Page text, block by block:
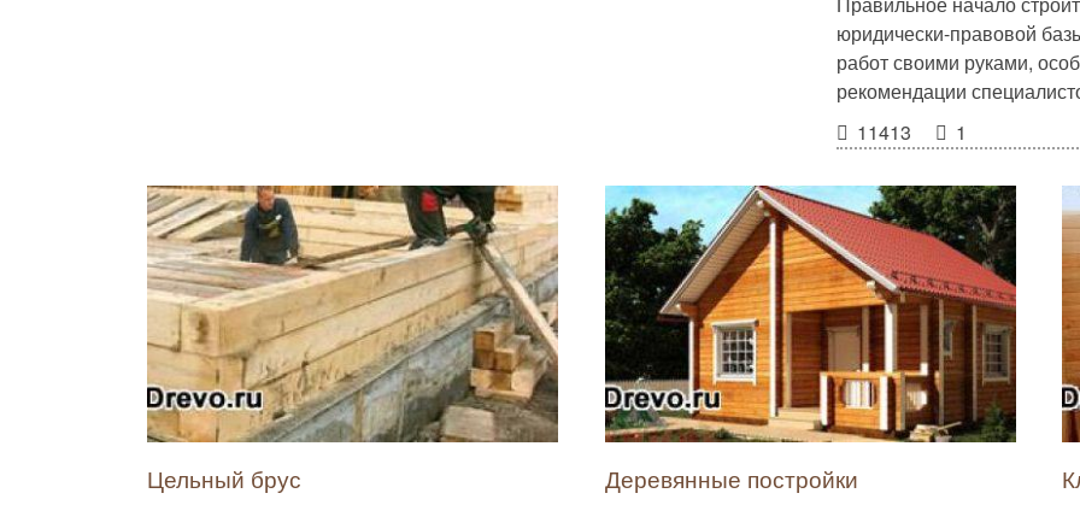
юридически-правовой
работ своими руками,
рекомендации
11413
1
Цельный брус Деревянные постройки